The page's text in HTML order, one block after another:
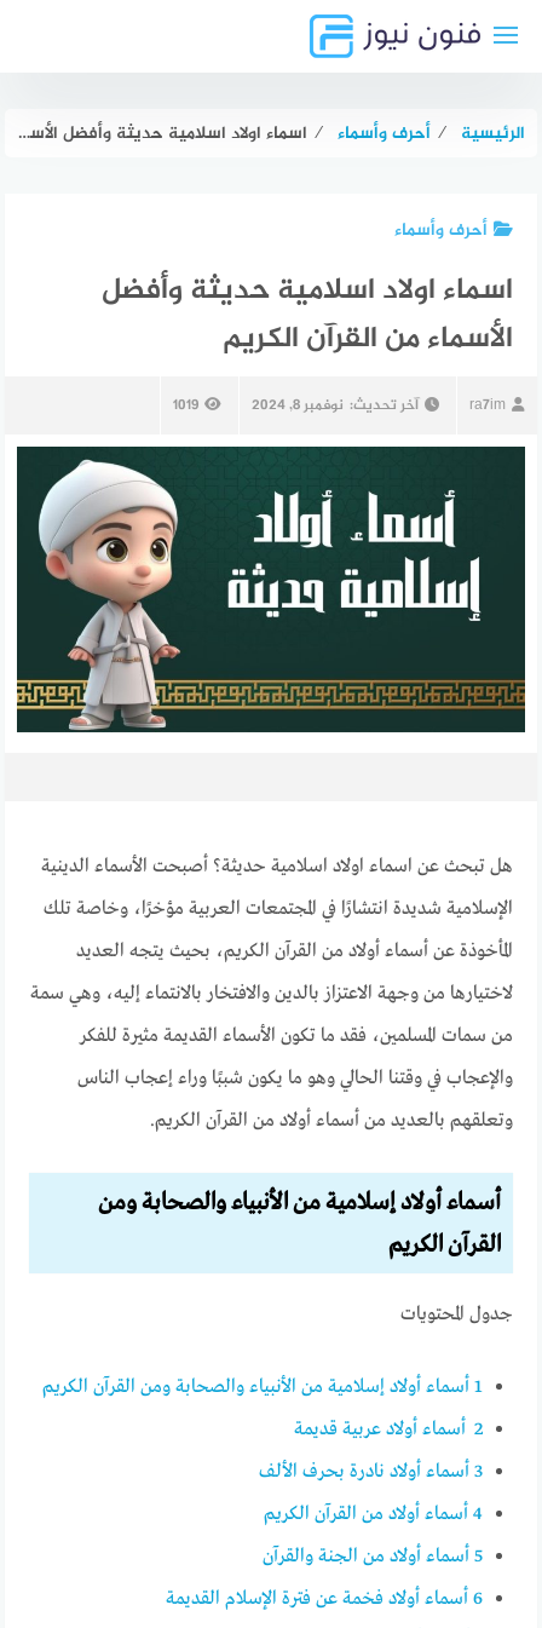
الرئيسية ⁄ أحرف وأسماء ⁄ اسماء اولاد اسلامية حديثة وأفضل الأسماء من القرآن الكريم
أحرف وأسماء
اسماء اولاد اسلامية حديثة وأفضل
الأسماء من القرآن الكريم
ra7im آخر تحديث: نوفمبر 8, 2024 1019
هل تبحث عن اسماء اولاد اسلامية حديثة؟ أصبحت الأسماء الدينية
الإسلامية شديدة انتشارًا في المجتمعات العربية مؤخرًا، وخاصة تلك
المأخوذة عن أسماء أولاد من القرآن الكريم، بحيث يتجه العديد
لاختيارها من وجهة الاعتزاز بالدين والافتخار بالانتماء إليه، وهي سمة
من سمات المسلمين، فقد ما تكون الأسماء القديمة مثيرة للفكر
والإعجاب في وقتنا الحالي وهو ما يكون شببًا وراء إعجاب الناس
وتعلقهم بالعديد من أسماء أولاد من القرآن الكريم.
أسماء أولاد إسلامية من الأنبياء والصحابة ومن
القرآن الكريم
جدول المحتويات
1 أسماء أولاد إسلامية من الأنبياء والصحابة ومن القرآن الكريم
2 أسماء أولاد عربية قديمة
3 أسماء أولاد نادرة بحرف الألف
4 أسماء أولاد من القرآن الكريم
5 أسماء أولاد من الجنة والقرآن
6 أسماء أولاد فخمة عن فترة الإسلام القديمة